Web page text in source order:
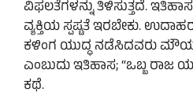
ವಿಫಲತೆಗಳನ್ನು ತಿಳಿಸುತ್ತದೆ.
ವ್ಯಕ್ತಿಯ ಸ್ಪಷ್ಟತೆ ಇರಬೇಕು.
ಕಳಿಂಗ ಯುದ್ಧ ನಡೆಸಿದವರು
ಎಂಬುದು ಇತಿಹಾಸ; “ಒಬ್ಬ ರಾಜ
ಕಥೆ.